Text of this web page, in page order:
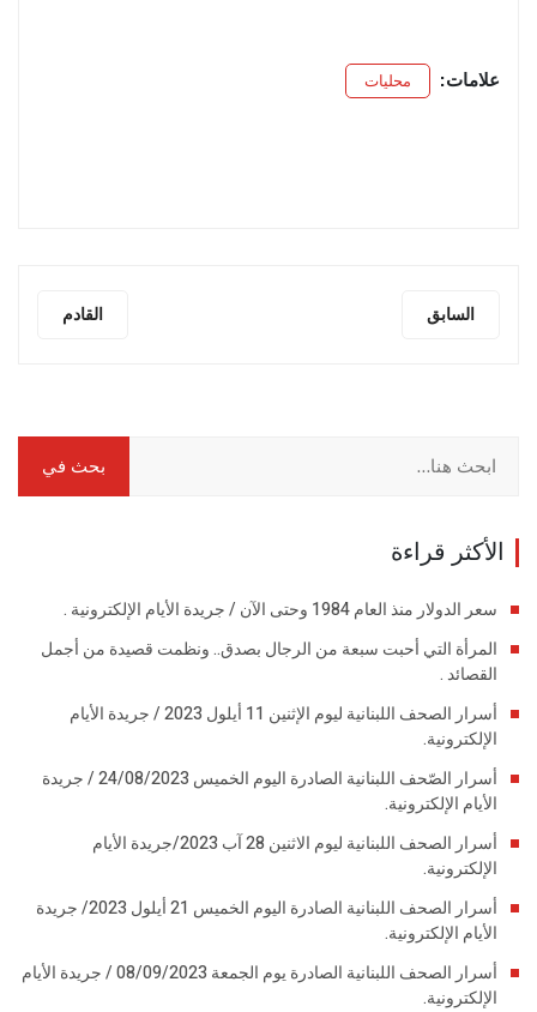
علامات: محليات
القادم السابق
الأكثر قراءة
سعر الدولار منذ العام 1984 وحتى الآن / جريدة الأيام الإلكترونية .
المرأة التي أحبت سبعة من الرجال بصدق.. ونظمت قصيدة من أجمل
القصائد .
أسرار الصحف اللبنانية ليوم الإثنين 11 أيلول 2023 / جريدة الأيام
الإلكترونية.
أسرار الصّحف اللبنانية الصادرة اليوم الخميس 24/08/2023 / جريدة
الأيام الإلكترونية.
أسرار الصحف اللبنانية ليوم الاثنين 28 آب 2023/جريدة الأيام
الإلكترونية.
أسرار الصحف اللبنانية الصادرة اليوم الخميس 21 أيلول 2023/ جريدة
الأيام الإلكترونية.
أسرار الصحف اللبنانية الصادرة يوم الجمعة 08/09/2023 / جريدة الأيام
الإلكترونية.